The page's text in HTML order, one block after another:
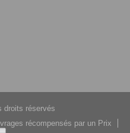
droits réservés
récompensés par un Prix